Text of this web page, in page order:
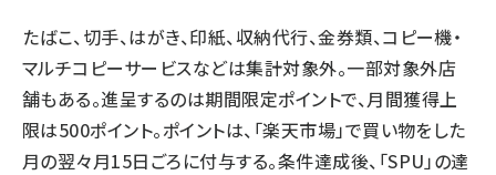
たばこ、切手、はがき、印紙、収納代行、金券類、コピー機・
マルチコピーサービスなどは集計対象外。一部対象外店
舗もある。進呈するのは期間限定ポイントで、月間獲得上
限は500ポイント。ポイントは、「楽天市場」で買い物をした
月の翌々月15日ごろに付与する。条件達成後、「SPU」の達